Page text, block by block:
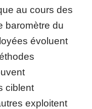
au cours des
baromètre du
évoluent
ciblent
exploitent